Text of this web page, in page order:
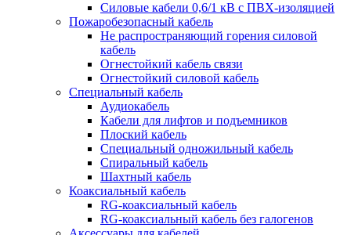
Силовые кабели 0,6/1 кВ с ПВХ-изоляцией
Пожаробезопасный кабель
Не распространяющий горения силовой
кабель
Огнестойкий кабель связи
Огнестойкий силовой кабель
Специальный кабель
Аудиокабель
Кабели для лифтов и подъемников
Плоский кабель
Специальный одножильный кабель
Спиральный кабель
Шахтный кабель
Коаксиальный кабель
RG-коаксиальный кабель
RG-коаксиальный кабель без галогенов